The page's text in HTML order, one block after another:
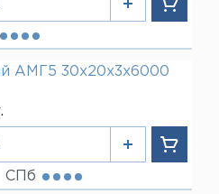
АМГ5 30х20х3х6000
СПб